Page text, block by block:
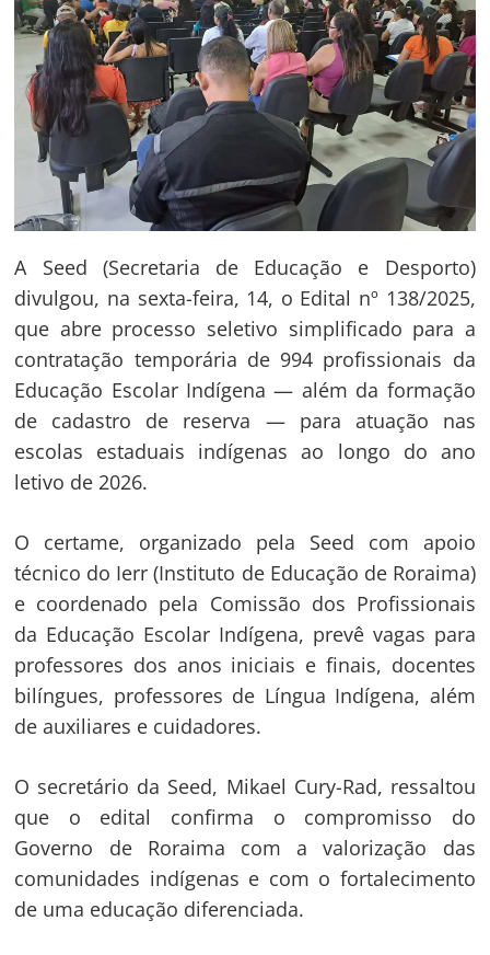
A Seed (Secretaria de Educação e Desporto)
divulgou, na sexta-feira, 14, o Edital nº 138/2025,
que abre processo seletivo simplificado para a
contratação temporária de 994 profissionais da
Educação Escolar Indígena — além da formação
de cadastro de reserva — para atuação nas
escolas estaduais indígenas ao longo do ano
letivo de 2026.
O certame, organizado pela Seed com apoio
técnico do Ierr (Instituto de Educação de Roraima)
e coordenado pela Comissão dos Profissionais
da Educação Escolar Indígena, prevê vagas para
professores dos anos iniciais e finais, docentes
bilíngues, professores de Língua Indígena, além
de auxiliares e cuidadores.
O secretário da Seed, Mikael Cury-Rad, ressaltou
que o edital confirma o compromisso do
Governo de Roraima com a valorização das
comunidades indígenas e com o fortalecimento
de uma educação diferenciada.